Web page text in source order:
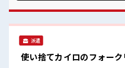
備！ 私物の置きすぎ
た方もイッパイ！ ま
派遣
使い捨てカイロのフォー